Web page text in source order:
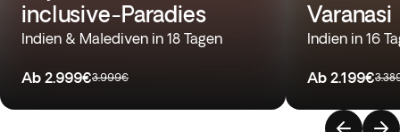
inclusive-Paradies
Indien & Malediven in 18 Tagen
Ab 2.999€3.999€
Varanasi
Indien in 16
Ab 2.199€